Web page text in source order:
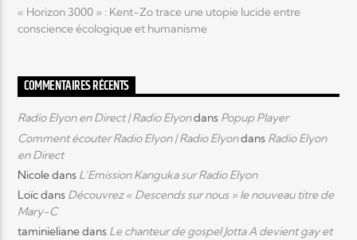
« Horizon 3000 » : Kent-Zo trace une utopie lucide entre
conscience écologique et humanisme
COMMENTAIRES RÉCENTS
Radio Elyon en Direct | Radio Elyondans Popup Player
Comment écouter Radio Elyon | Radio Elyondans Radio Elyon
en Direct
Nicoledans L’Emission Kanguka sur Radio Elyon
Loïcdans Découvrez « Descends sur nous » le nouveau titre de
Mary-C
taminielianedans Le chanteur de gospel Jotta A devient gay et